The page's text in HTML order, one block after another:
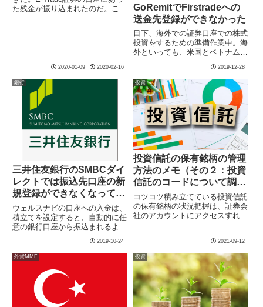
た残金が振り込まれたのだ。ここ
2020-01-09 2020-02-16
GoRemitでFirstradeへの
送金先登録ができなかった
目下、海外での証券口座での株式
投資をするための準備作業中。海
外といっても、米国とベトナムだ
やろうと思えばできる。で、問題
は日本から証券会社の口座に投資
資金を送金する方法。ベトナムに
ついては、別途記事を書くとし
て...
2019-12-28
銀行
三井住友銀行のSMBCダイ
レクトでは振込先口座の新
規登録ができなくなってい
た。
ウェルスナビの口座への入金は、
積立てを設定すると、自動的に任
意の銀行口座から振込まれるよう
ルスナビの口座に着金するわけで
はない。三井住友銀行には、定額
サービスがあって、指定日に自
2019-10-24
投資
投資信託の保有銘柄の管理
方法のメモ（その２：投資
信託のコードについて調べ
てみた）
コツコツ積み立てている投資信託
の保有銘柄の状況把握は、証券会
社のアカウントにアクセスすれば
に，今回は投資信託を識別するコ
ードについて調べてみた。投資信
託の保有銘柄をGoogleス...
2021-09-12
外貨MMF 投資